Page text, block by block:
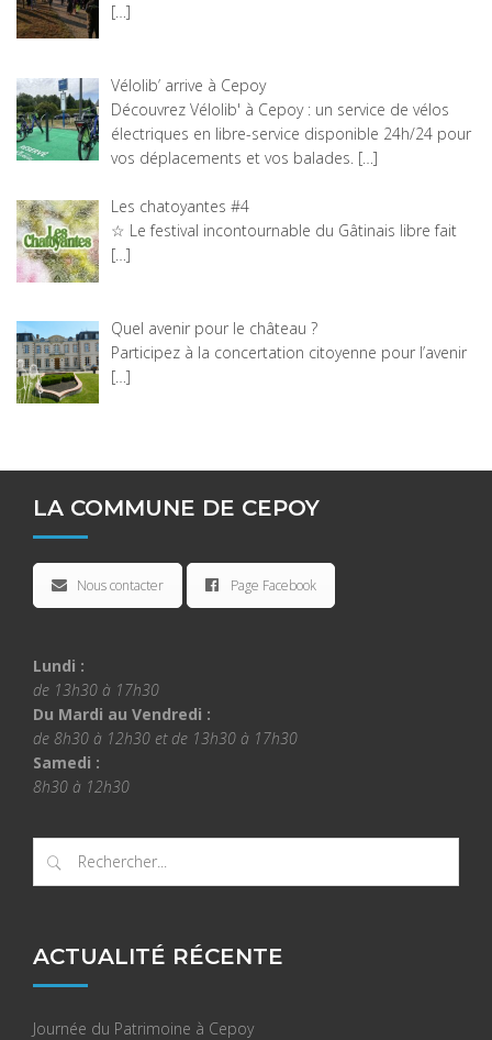
[…]
Vélolib’ arrive à Cepoy
Découvrez Vélolib' à Cepoy : un service de vélos
électriques en libre-service disponible 24h/24 pour
vos déplacements et vos balades. […]
Les chatoyantes #4
☆ Le festival incontournable du Gâtinais libre fait
[…]
Quel avenir pour le château ?
Participez à la concertation citoyenne pour l’avenir
[…]
LA COMMUNE DE CEPOY
Nous contacter Page Facebook
Lundi :
de 13h30 à 17h30
Du Mardi au Vendredi :
de 8h30 à 12h30 et de 13h30 à 17h30
Samedi :
8h30 à 12h30
ACTUALITÉ RÉCENTE
Journée du Patrimoine à Cepoy